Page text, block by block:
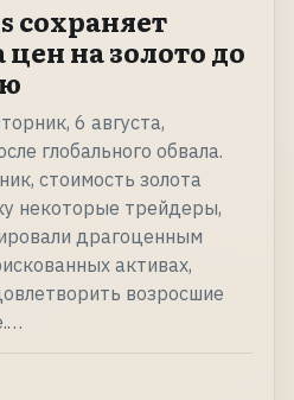
сохраняет
цен на золото до
6 августа,
глобального обвала.
стоимость золота
некоторые трейдеры,
драгоценным
активах,
возросшие